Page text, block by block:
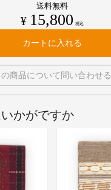
送料無料
¥ 15,800 税込
カートに入れる
の商品について問い合わせる
かがですか